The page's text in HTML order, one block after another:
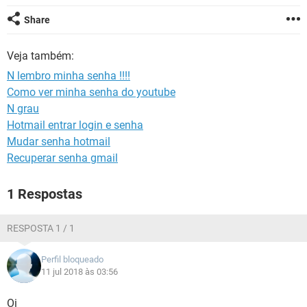
OUTLOOK
GUIA DE COMPRAS
Share
Veja também:
N lembro minha senha !!!!
Como ver minha senha do youtube
N grau
Hotmail entrar login e senha
Mudar senha hotmail
Recuperar senha gmail
1 Respostas
RESPOSTA 1 / 1
Perfil bloqueado
11 jul 2018 às 03:56
Oi